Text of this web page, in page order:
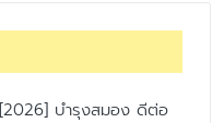
บำรุงสมอง ดีต่อ